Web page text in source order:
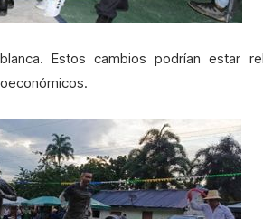
Estos cambios podrían estar